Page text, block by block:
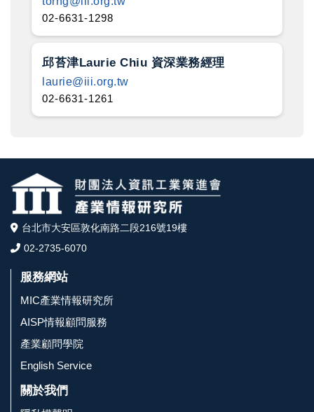
02-6631-1298
邱苔津Laurie Chiu 資深業務經理
laurie@iii.org.tw
02-6631-1261
台北市大安區敦化南路二段216號19樓
02-2735-6070
服務網站
MIC產業情報研究所
AISP情報顧問服務
產業顧問學院
English Service
關於我們